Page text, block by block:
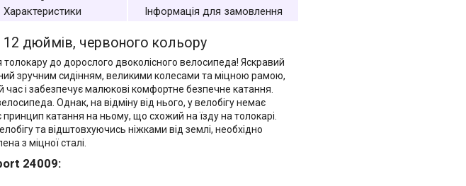
Характеристики Інформація для замовлення
12 дюймів, червоного кольору
толокару до дорослого двоколісного велосипеда! Яскравий
зручним сидінням, великими колесами та міцною рамою,
і забезпечує малюкові комфортне безпечне катання.
Однак, на відміну від нього, у велобігу немає
катання на ньому, що схожий на їзду на толокарі.
та відштовхуючись ніжками від землі, необхідно
з міцної сталі.
24009: